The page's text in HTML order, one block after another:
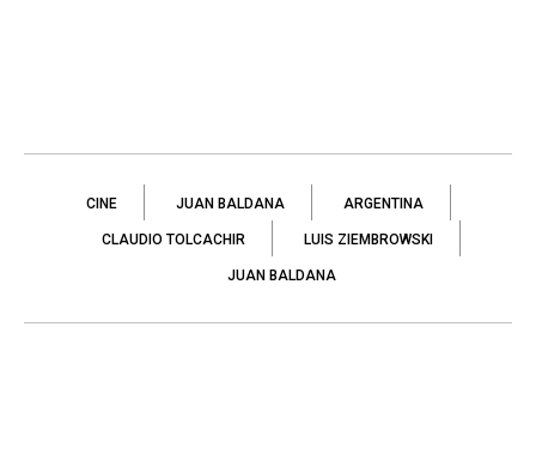
CINE JUAN BALDANA ARGENTINA
CLAUDIO TOLCACHIR LUIS ZIEMBROWSKI
JUAN BALDANA